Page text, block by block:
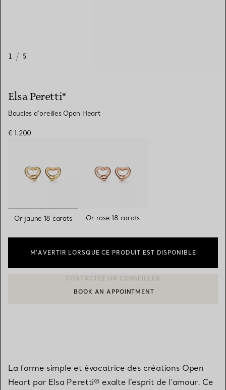
1 / 5
Elsa Peretti®
Boucles d’oreilles Open Heart
€ 1.200
sélectionnés
Or jaune 18 carats Or rose 18 carats
M’AVERTIR LORSQUE CE PRODUIT EST DISPONIBLE
CONTACTER UN CONSEILLER CLIENT OU PRENDRE RENDEZ-
BOOK AN APPOINTMENT
La forme simple et évocatrice des créations Open
Heart par Elsa Peretti® exalte l’esprit de l’amour. Ce